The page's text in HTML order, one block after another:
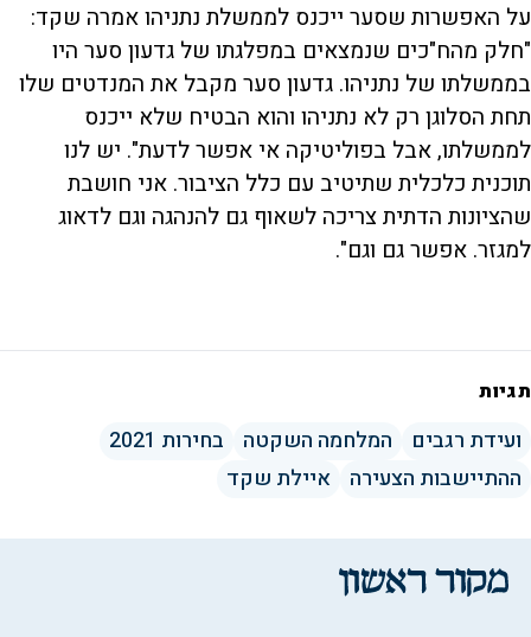
על האפשרות שסער ייכנס לממשלת נתניהו אמרה שקד:
"חלק מהח"כים שנמצאים במפלגתו של גדעון סער היו
בממשלתו של נתניהו. גדעון סער מקבל את המנדטים שלו
תחת הסלוגן רק לא נתניהו והוא הבטיח שלא ייכנס
לממשלתו, אבל בפוליטיקה אי אפשר לדעת". יש לנו
תוכנית כלכלית שתיטיב עם כלל הציבור. אני חושבת
שהציונות הדתית צריכה לשאוף גם להנהגה וגם לדאוג
למגזר. אפשר גם וגם".
תגיות
ועידת רגבים המלחמה השקטה
בחירות 2021
ההתיישבות הצעירה
איילת שקד